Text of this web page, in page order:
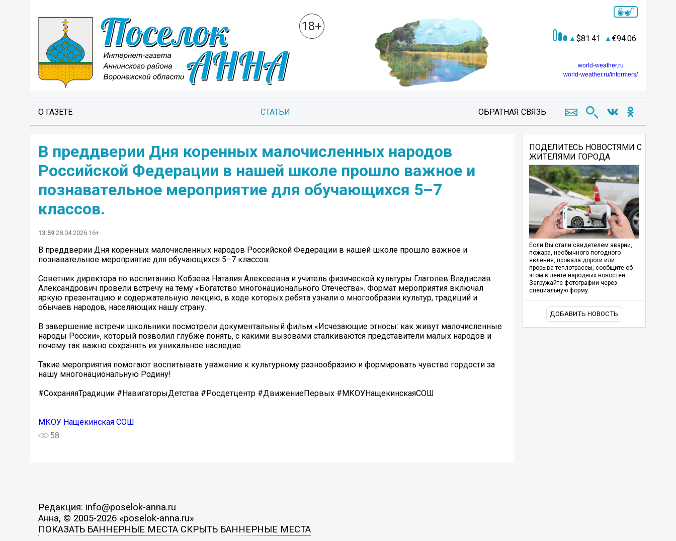
18+
81.41 94.06
world-weather.ru
world-weather.ru/informers/
О ГАЗЕТЕ СТАТЬИ ОБРАТНАЯ СВЯЗЬ
В преддверии Дня коренных малочисленных народов
Российской Федерации в нашей школе прошло важное и
познавательное мероприятие для обучающихся 5–7
классов.
13:59 28.04.2026 16+
В преддверии Дня коренных малочисленных народов Российской Федерации в нашей школе прошло важное и
познавательное мероприятие для обучающихся 5–7 классов.
Советник директора по воспитанию Кобзева Наталия Алексеевна и учитель физической культуры Глаголев Владислав
Александрович провели встречу на тему «Богатство многонационального Отечества». Формат мероприятия включал
яркую презентацию и содержательную лекцию, в ходе которых ребята узнали о многообразии культур, традиций и
обычаев народов, населяющих нашу страну.
В завершение встречи школьники посмотрели документальный фильм «Исчезающие этносы: как живут малочисленные
народы России», который позволил глубже понять, с какими вызовами сталкиваются представители малых народов и
почему так важно сохранять их уникальное наследие.
Такие мероприятия помогают воспитывать уважение к культурному разнообразию и формировать чувство гордости за
нашу многонациональную Родину!
#СохраняяТрадиции #НавигаторыДетства #Росдетцентр #ДвижениеПервых #МКОУНащекинскаяСОШ
МКОУ Нащёкинская СОШ
58
ПОДЕЛИТЕСЬ НОВОСТЯМИ С
ЖИТЕЛЯМИ ГОРОДА
Если Вы стали свидетелем аварии,
пожара, необычного погодного
явления, провала дороги или
прорыва теплотрассы, сообщите об
этом в ленте народных новостей.
Загружайте фотографии через
специальную форму.
ДОБАВИТЬ НОВОСТЬ
Редакция: info@poselok-anna.ru
Анна, © 2005-2026 «poselok-anna.ru»
ПОКАЗАТЬ БАННЕРНЫЕ МЕСТА СКРЫТЬ БАННЕРНЫЕ МЕСТА